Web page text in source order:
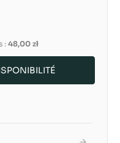
: 48,00 zł